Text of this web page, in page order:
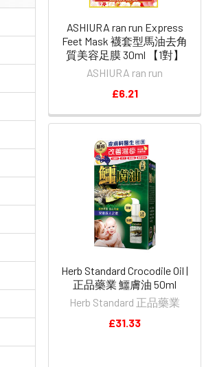
ASHIURA ran run Express
Feet Mask 襪套型馬油去角
質美容足膜 30ml 【1對】
ASHIURA ran run
£6.21
Herb Standard Crocodile Oil |
正品藥業 鱷膚油 50ml
Herb Standard 正品藥業
£31.33